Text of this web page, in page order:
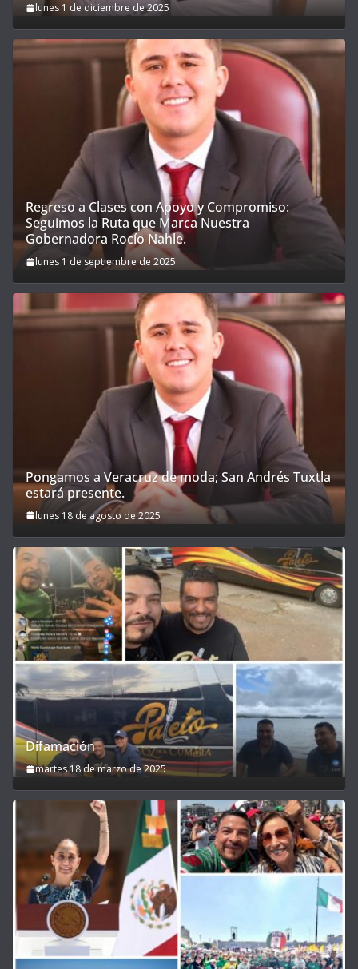
lunes 1 de diciembre de 2025
Regreso a Clases con Apoyo y Compromiso:
Seguimos la Ruta que Marca Nuestra
Gobernadora Rocío Nahle.
lunes 1 de septiembre de 2025
Pongamos a Veracruz de moda; San Andrés Tuxtla
estará presente.
lunes 18 de agosto de 2025
Difamación
martes 18 de marzo de 2025